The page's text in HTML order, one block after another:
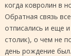
когда ковролин в
Обратная связь
отписались и еще
столик), о чем не
день рождение